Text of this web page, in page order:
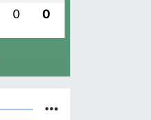
0 0